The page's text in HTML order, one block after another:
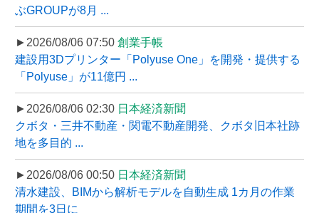
ぶGROUPが8月 ...
►2026/08/06 07:50 創業手帳
建設用3Dプリンター「Polyuse One」を開発・提供する
「Polyuse」が11億円 ...
►2026/08/06 02:30 日本経済新聞
クボタ・三井不動産・関電不動産開発、クボタ旧本社跡
地を多目的 ...
►2026/08/06 00:50 日本経済新聞
清水建設、BIMから解析モデルを自動生成 1カ月の作業
期間を3日に